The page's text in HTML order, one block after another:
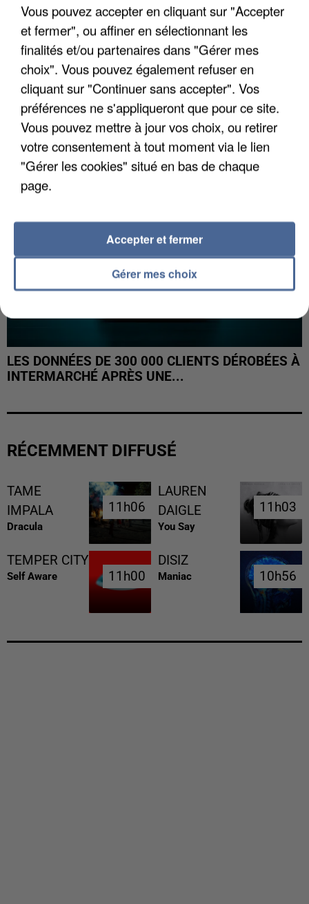
UNE TOURISTE DE L’OISE EMPORTÉE PAR UNE
COULÉE DE BOUE EN HAUTE-SAVOIE
LES DONNÉES DE 300 000 CLIENTS DÉROBÉES À
INTERMARCHÉ APRÈS UNE...
RÉCEMMENT DIFFUSÉ
TAME
IMPALA
Dracula
11h06
11h06
LAUREN
DAIGLE
You Say
11h03
11h03
TEMPER CITY
Self Aware 11h00
11h00
DISIZ
Maniac 10h56
10h56
Vous pouvez accepter en cliquant sur "Accepter
et fermer", ou affiner en sélectionnant les
finalités et/ou partenaires dans "Gérer mes
choix". Vous pouvez également refuser en
cliquant sur "Continuer sans accepter". Vos
préférences ne s'appliqueront que pour ce site.
Vous pouvez mettre à jour vos choix, ou retirer
votre consentement à tout moment via le lien
"Gérer les cookies" situé en bas de chaque
page.
Gérer mes choix
Accepter et fermer